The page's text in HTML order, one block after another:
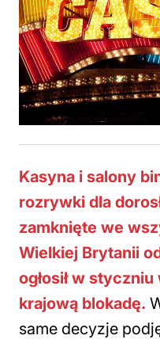
Kasyna i salony
rozrywki dla
zamknięte we
Wielkiej Brytanii
ogłosił w
krajową blokadę.
same decyzje